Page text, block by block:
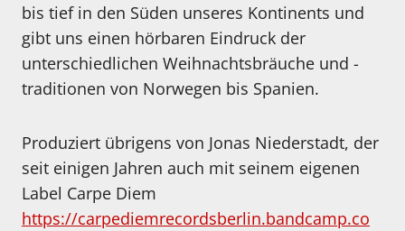
bis tief in den Süden unseres Kontinents und
gibt uns einen hörbaren Eindruck der
unterschiedlichen Weihnachtsbräuche und -
traditionen von Norwegen bis Spanien.
Produziert übrigens von Jonas Niederstadt, der
seit einigen Jahren auch mit seinem eigenen
Label Carpe Diem
https://carpediemrecordsberlin.bandcamp.co